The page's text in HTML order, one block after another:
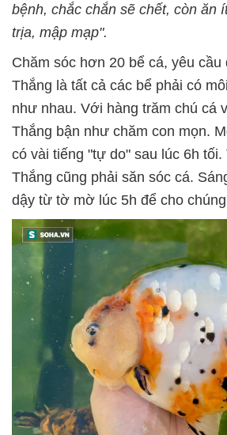
bệnh, chắc chắn sẽ chết, còn ăn
trịa, mập mạp".
Chăm sóc hơn 20 bể cá, yêu cầu
Thắng là tất cả các bể phải có
như nhau. Với hàng trăm chú cá
Thắng bận như chăm con mọn.
có vài tiếng "tự do" sau lúc 6h
Thắng cũng phải săn sóc cá.
dậy từ tờ mờ lúc 5h để cho